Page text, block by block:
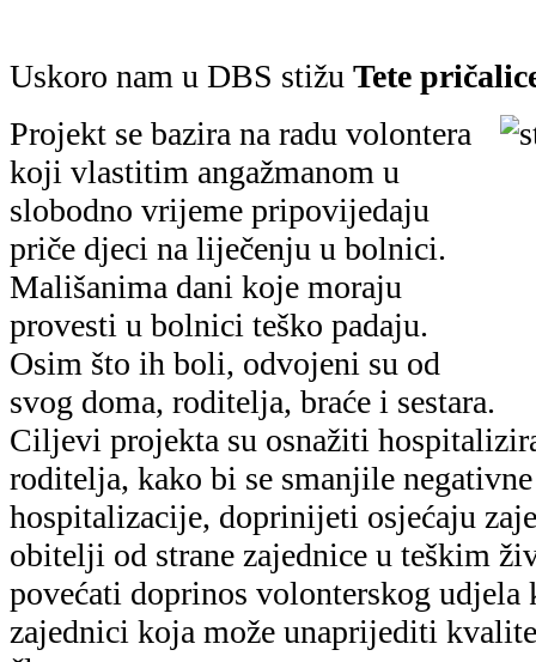
Uskoro nam u DBS stižu Tete
Projekt se bazira na radu volontera
koji vlastitim angažmanom u
slobodno vrijeme pripovijedaju
priče djeci na liječenju u bolnici.
Mališanima dani koje moraju
provesti u bolnici teško padaju.
Osim što ih boli, odvojeni su od
svog doma, roditelja, braće i sestara.
Ciljevi projekta su osnažiti
roditelja, kako bi se smanjile
hospitalizacije, doprinijeti osjećaju
obitelji od strane zajednice u teškim
povećati doprinos volonterskog udjela
zajednici koja može unaprijediti